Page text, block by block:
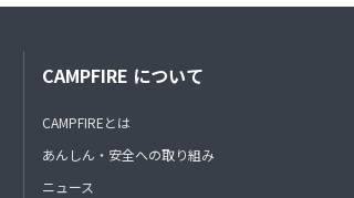
CAMPFIRE について
CAMPFIREとは
あんしん・安全への取り組み
ニュース